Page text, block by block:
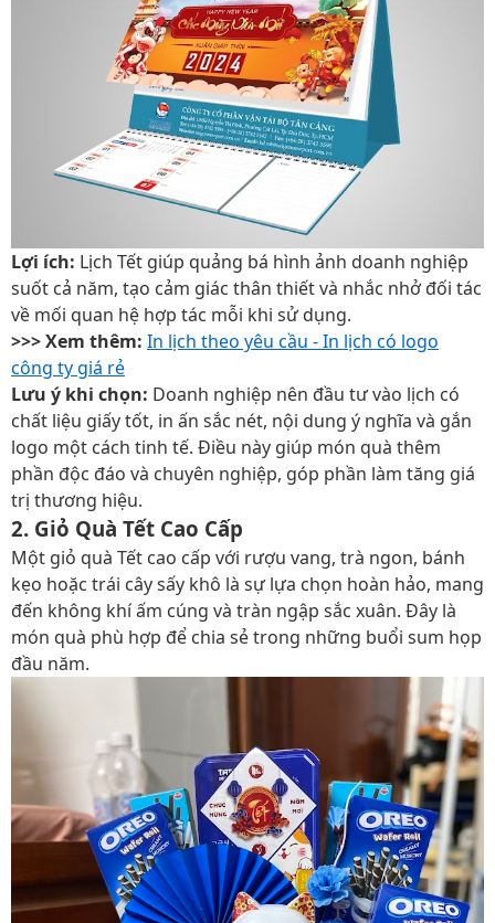
Lợi ích: Lịch Tết giúp quảng bá hình ảnh doanh nghiệp
suốt cả năm, tạo cảm giác thân thiết và nhắc nhở đối tác
về mối quan hệ hợp tác mỗi khi sử dụng.
>>> Xem thêm: In lịch theo yêu cầu - In lịch có logo
công ty giá rẻ
Lưu ý khi chọn: Doanh nghiệp nên đầu tư vào lịch có
chất liệu giấy tốt, in ấn sắc nét, nội dung ý nghĩa và gắn
logo một cách tinh tế. Điều này giúp món quà thêm
phần độc đáo và chuyên nghiệp, góp phần làm tăng giá
trị thương hiệu.
2. Giỏ Quà Tết Cao Cấp
Một giỏ quà Tết cao cấp với rượu vang, trà ngon, bánh
kẹo hoặc trái cây sấy khô là sự lựa chọn hoàn hảo, mang
đến không khí ấm cúng và tràn ngập sắc xuân. Đây là
món quà phù hợp để chia sẻ trong những buổi sum họp
đầu năm.